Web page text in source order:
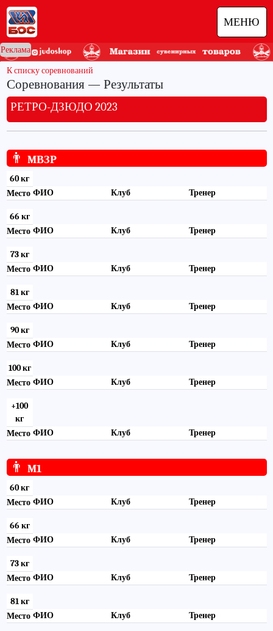
МЕНЮ
Реклама
К списку соревнований
Соревнования — Результаты
РЕТРО-ДЗЮДО 2023
👨 MВЗР
60 кг
Место ФИО Клуб Тренер
66 кг
Место ФИО Клуб Тренер
73 кг
Место ФИО Клуб Тренер
81 кг
Место ФИО Клуб Тренер
90 кг
Место ФИО Клуб Тренер
100 кг
Место ФИО Клуб Тренер
+100
кг
Место ФИО Клуб Тренер
👨 M1
60 кг
Место ФИО Клуб Тренер
66 кг
Место ФИО Клуб Тренер
73 кг
Место ФИО Клуб Тренер
81 кг
Место ФИО Клуб Тренер